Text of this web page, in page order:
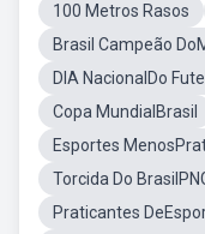
100 Metros Rasos
Brasil Campeão
DIA NacionalDo
Copa MundialBrasil
Esportes
Torcida Do
Praticantes